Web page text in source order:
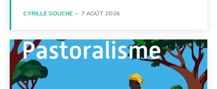
CYRILLE SOUCHE - 7 AOÛT 2026